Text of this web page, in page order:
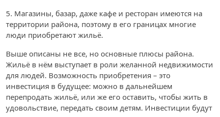
5. Магазины, базар, даже кафе и ресторан имеются на
территории района, поэтому в его границах многие
люди приобретают жильё.
Выше описаны не все, но основные плюсы района.
Жильё в нём выступает в роли желанной недвижимости
для людей. Возможность приобретения – это
инвестиция в будущее: можно в дальнейшем
перепродать жильё, или же его оставить, чтобы жить в
удовольствие, передать своим детям. Инвестиции будут